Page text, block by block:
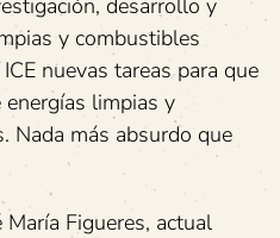
desarrollo y
y combustibles
nuevas tareas para que
energías limpias y
Nada más absurdo que
Figueres, actual